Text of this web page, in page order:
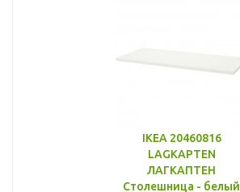
IKEA 20460816
LAGKAPTEN
ЛАГКАПТЕН
Столешница - белый